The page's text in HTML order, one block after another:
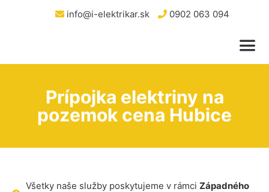
info@i-elektrikar.sk 0902 063 094
Prípojka elektriny na
pozemok cena Hubice
Všetky naše služby poskytujeme v rámci Západného